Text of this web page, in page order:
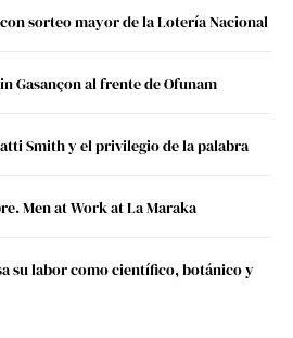
sorteo mayor de la Lotería Nacional
Gasançon al frente de Ofunam
Smith y el privilegio de la palabra
Men at Work at La Maraka
su labor como científico, botánico y